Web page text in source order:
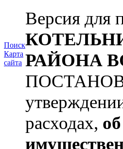
Поиск
Карта
сайта
Версия
РАЙОНА
расходах,